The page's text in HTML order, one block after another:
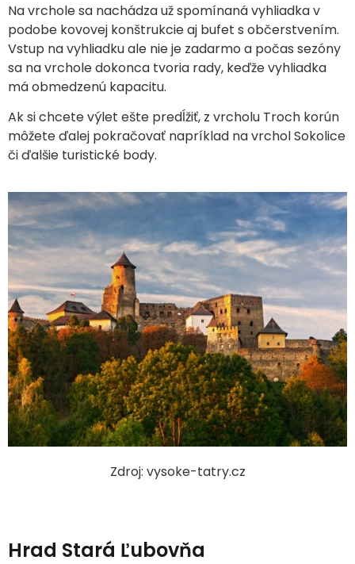
Na vrchole sa nachádza už spomínaná vyhliadka v
podobe kovovej konštrukcie aj bufet s občerstvením.
Vstup na vyhliadku ale nie je zadarmo a počas sezóny
sa na vrchole dokonca tvoria rady, keďže vyhliadka
má obmedzenú kapacitu.
Ak si chcete výlet ešte predĺžiť, z vrcholu Troch korún
môžete ďalej pokračovať napríklad na vrchol Sokolice
či ďalšie turistické body.
Zdroj: vysoke-tatry.cz
Hrad Stará Ľubovňa